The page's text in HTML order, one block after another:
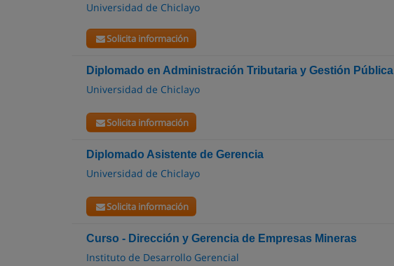
Universidad de Chiclayo
Solicita información
Diplomado en Administración Tributaria y Gestión Pública
Universidad de Chiclayo
Solicita información
Diplomado Asistente de Gerencia
Universidad de Chiclayo
Solicita información
Curso - Dirección y Gerencia de Empresas Mineras
Instituto de Desarrollo Gerencial